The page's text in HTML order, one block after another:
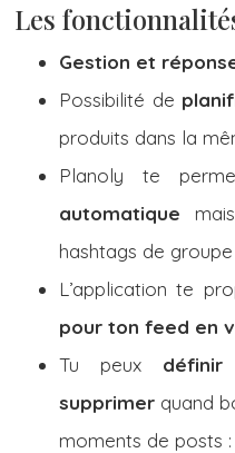
Les
Gestion et
Possibilité de
produits dans la
Planoly te
automatique
hashtags de groupe
L’application te
pour ton feed en
Tu peux
supprimer quand
moments de posts